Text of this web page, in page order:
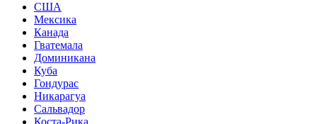
США
Мексика
Канада
Гватемала
Доминикана
Куба
Гондурас
Никарагуа
Сальвадор